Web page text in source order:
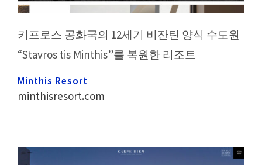
키프로스 공화국의 12세기 비잔틴 양식 수도원
“Stavros tis Minthis”를 복원한 리조트
Minthis Resort
minthisresort.com